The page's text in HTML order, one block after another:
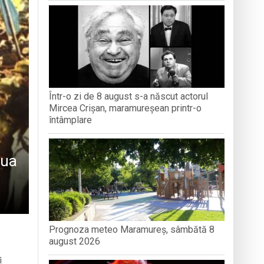
și amintiri
dedicat marelui voievod, la
stres, iar una dezvoltă anxietate,
Într-o zi de 8 august s-a născut actorul
Mircea Crișan, maramureșean printr-o
întâmplare
Prognoza meteo Maramureș, sâmbătă 8
august 2026